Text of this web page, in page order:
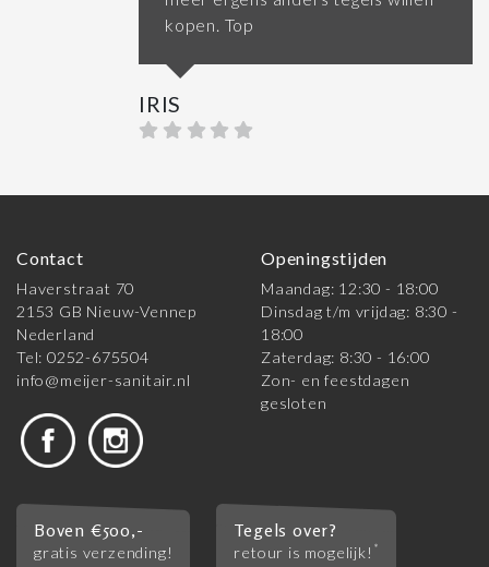
kopen. Top
IRIS
Contact
Haverstraat 70
2153 GB Nieuw-Vennep
Nederland
Tel: 0252-675504
info@meijer-sanitair.nl
Openingstijden
Maandag: 12:30 - 18:00
Dinsdag t/m vrijdag: 8:30 -
18:00
Zaterdag: 8:30 - 16:00
Zon- en feestdagen
gesloten
Boven €500,-
gratis verzending!
Tegels over?
retour is mogelijk! *